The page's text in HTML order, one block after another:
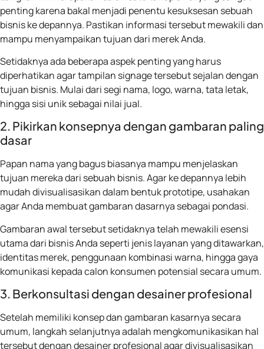
penting karena bakal menjadi penentu kesuksesan sebuah
bisnis ke depannya. Pastikan informasi tersebut mewakili dan
mampu menyampaikan tujuan dari merek Anda.
Setidaknya ada beberapa aspek penting yang harus
diperhatikan agar tampilan signage tersebut sejalan dengan
tujuan bisnis. Mulai dari segi nama, logo, warna, tata letak,
hingga sisi unik sebagai nilai jual.
2. Pikirkan konsepnya dengan gambaran paling
dasar
Papan nama yang bagus biasanya mampu menjelaskan
tujuan mereka dari sebuah bisnis. Agar ke depannya lebih
mudah divisualisasikan dalam bentuk prototipe, usahakan
agar Anda membuat gambaran dasarnya sebagai pondasi.
Gambaran awal tersebut setidaknya telah mewakili esensi
utama dari bisnis Anda seperti jenis layanan yang ditawarkan,
identitas merek, penggunaan kombinasi warna, hingga gaya
komunikasi kepada calon konsumen potensial secara umum.
3. Berkonsultasi dengan desainer profesional
Setelah memiliki konsep dan gambaran kasarnya secara
umum, langkah selanjutnya adalah mengkomunikasikan hal
tersebut dengan desainer profesional agar divisualisasikan